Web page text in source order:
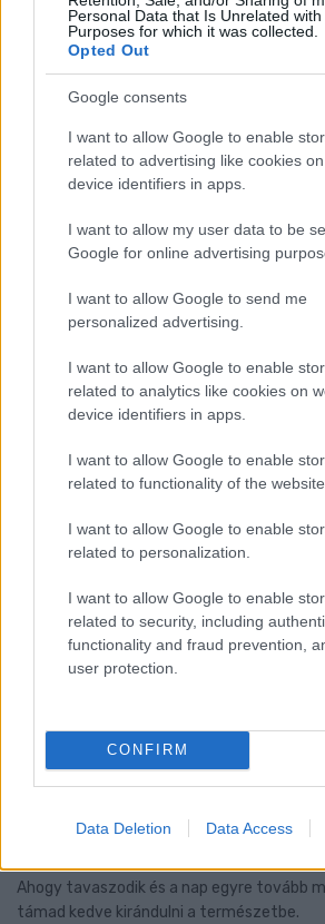
Personal Data that Is Unrelated
Purposes for which it was collected.
Opted Out
Google consents
I want to allow Google to enable
related to advertising like cookies
device identifiers in apps.
I want to allow my user data to be
Google for online advertising
I want to allow Google to send me
personalized advertising.
I want to allow Google to enable
related to analytics like cookies on
device identifiers in apps.
I want to allow Google to enable
related to functionality of the
I want to allow Google to enable
related to personalization.
I want to allow Google to enable
related to security, including
functionality and fraud prevention,
user protection.
CONFIRM
Data Deletion Data Access
ISKOLAKEZDÉSI TÁMOGATÁS,
IGÉNYELNI
Az első 50 ezer forintot még a
Magyar Államkincstár, a második részlet
formájában érkezik.
Ahogy tavaszodik és a nap egyre tovább
támad kedve kirándulni a természetbe.